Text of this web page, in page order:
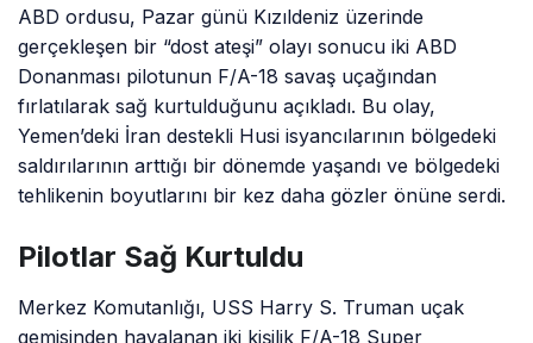
ABD ordusu, Pazar günü Kızıldeniz üzerinde
gerçekleşen bir “dost ateşi” olayı sonucu iki ABD
Donanması pilotunun F/A-18 savaş uçağından
fırlatılarak sağ kurtulduğunu açıkladı. Bu olay,
Yemen’deki İran destekli Husi isyancılarının bölgedeki
saldırılarının arttığı bir dönemde yaşandı ve bölgedeki
tehlikenin boyutlarını bir kez daha gözler önüne serdi.
Pilotlar Sağ Kurtuldu
Merkez Komutanlığı, USS Harry S. Truman uçak
gemisinden havalanan iki kişilik F/A-18 Super